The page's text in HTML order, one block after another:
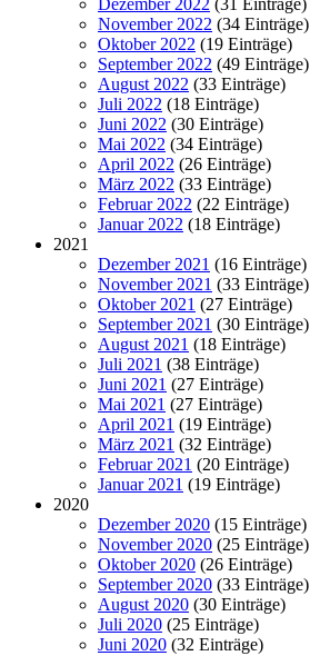
Dezember 2022 (31 Einträge)
November 2022 (34 Einträge)
Oktober 2022 (19 Einträge)
September 2022 (49 Einträge)
August 2022 (33 Einträge)
Juli 2022 (18 Einträge)
Juni 2022 (30 Einträge)
Mai 2022 (34 Einträge)
April 2022 (26 Einträge)
März 2022 (33 Einträge)
Februar 2022 (22 Einträge)
Januar 2022 (18 Einträge)
2021
Dezember 2021 (16 Einträge)
November 2021 (33 Einträge)
Oktober 2021 (27 Einträge)
September 2021 (30 Einträge)
August 2021 (18 Einträge)
Juli 2021 (38 Einträge)
Juni 2021 (27 Einträge)
Mai 2021 (27 Einträge)
April 2021 (19 Einträge)
März 2021 (32 Einträge)
Februar 2021 (20 Einträge)
Januar 2021 (19 Einträge)
2020
Dezember 2020 (15 Einträge)
November 2020 (25 Einträge)
Oktober 2020 (26 Einträge)
September 2020 (33 Einträge)
August 2020 (30 Einträge)
Juli 2020 (25 Einträge)
Juni 2020 (32 Einträge)